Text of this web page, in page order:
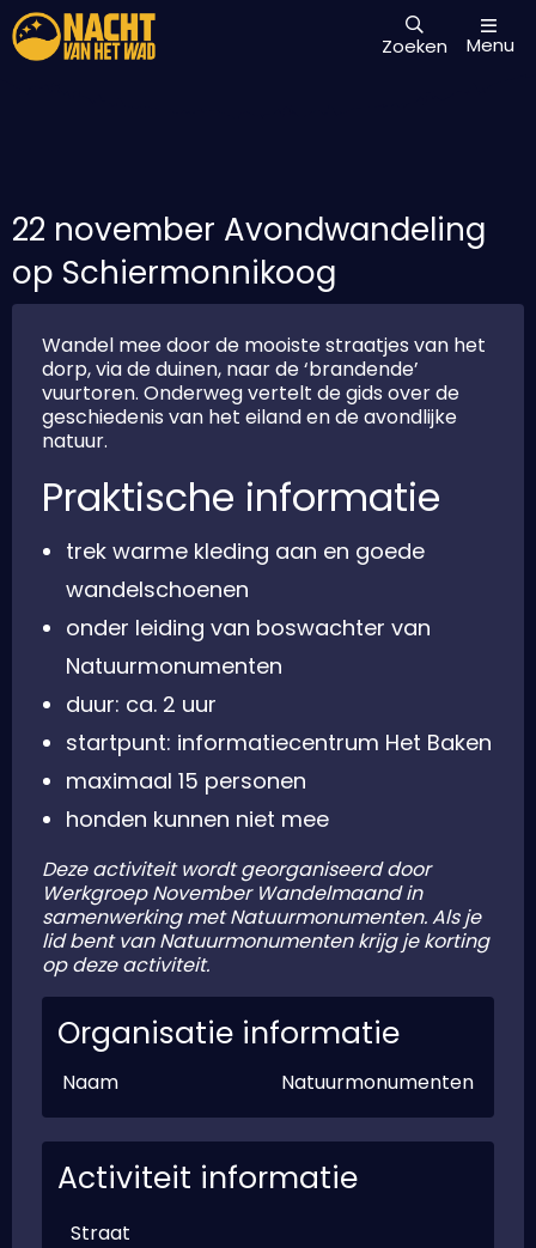
Zoeken Menu
22 november Avondwandeling
op Schiermonnikoog
Wandel mee door de mooiste straatjes van het
dorp, via de duinen, naar de ‘brandende’
vuurtoren. Onderweg vertelt de gids over de
geschiedenis van het eiland en de avondlijke
natuur.
Praktische informatie
trek warme kleding aan en goede
wandelschoenen
onder leiding van boswachter van
Natuurmonumenten
duur: ca. 2 uur
startpunt: informatiecentrum Het Baken
maximaal 15 personen
honden kunnen niet mee
Deze activiteit wordt georganiseerd door
Werkgroep November Wandelmaand in
samenwerking met Natuurmonumenten. Als je
lid bent van Natuurmonumenten krijg je korting
op deze activiteit.
Organisatie informatie
Naam Natuurmonumenten
Activiteit informatie
Straat